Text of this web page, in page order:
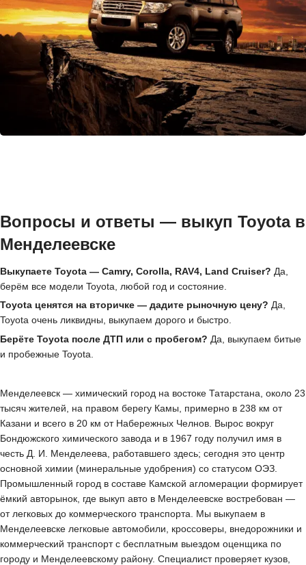
Вопросы и ответы — выкуп Toyota в
Менделеевске
Выкупаете Toyota — Camry, Corolla, RAV4, Land Cruiser? Да,
берём все модели Toyota, любой год и состояние.
Toyota ценятся на вторичке — дадите рыночную цену? Да,
Toyota очень ликвидны, выкупаем дорого и быстро.
Берёте Toyota после ДТП или с пробегом? Да, выкупаем битые
и пробежные Toyota.
Менделеевск — химический город на востоке Татарстана, около 23
тысяч жителей, на правом берегу Камы, примерно в 238 км от
Казани и всего в 20 км от Набережных Челнов. Вырос вокруг
Бондюжского химического завода и в 1967 году получил имя в
честь Д. И. Менделеева, работавшего здесь; сегодня это центр
основной химии (минеральные удобрения) со статусом ОЭЗ.
Промышленный город в составе Камской агломерации формирует
ёмкий авторынок, где выкуп авто в Менделеевске востребован —
от легковых до коммерческого транспорта. Мы выкупаем в
Менделеевске легковые автомобили, кроссоверы, внедорожники и
коммерческий транспорт с бесплатным выездом оценщика по
городу и Менделеевскому району. Специалист проверяет кузов,